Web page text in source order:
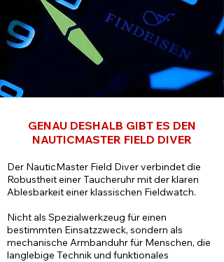
GENAU DESHALB GIBT ES DEN
NAUTICMASTER FIELD DIVER
Der NauticMaster Field Diver verbindet die
Robustheit einer Taucheruhr mit der klaren
Ablesbarkeit einer klassischen Fieldwatch.
Nicht als Spezialwerkzeug für einen
bestimmten Einsatzzweck, sondern als
mechanische Armbanduhr für Menschen, die
langlebige Technik und funktionales